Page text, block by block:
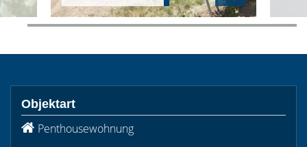
Objektart
Penthousewohnung